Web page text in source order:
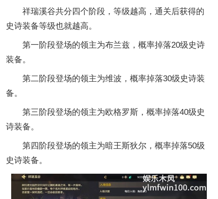
祥瑞溪谷共分四个阶段，等级越高，通关后获得的
史诗装备等级也就越高。
第一阶段登场的领主为布兰兹，概率掉落20级史诗
装备。
第二阶段登场的领主为维波，概率掉落30级史诗装
备。
第三阶段登场的领主为欧格罗斯，概率掉落40级史
诗装备。
第四阶段登场的领主为暗王斯狄尔，概率掉落50级
史诗装备。